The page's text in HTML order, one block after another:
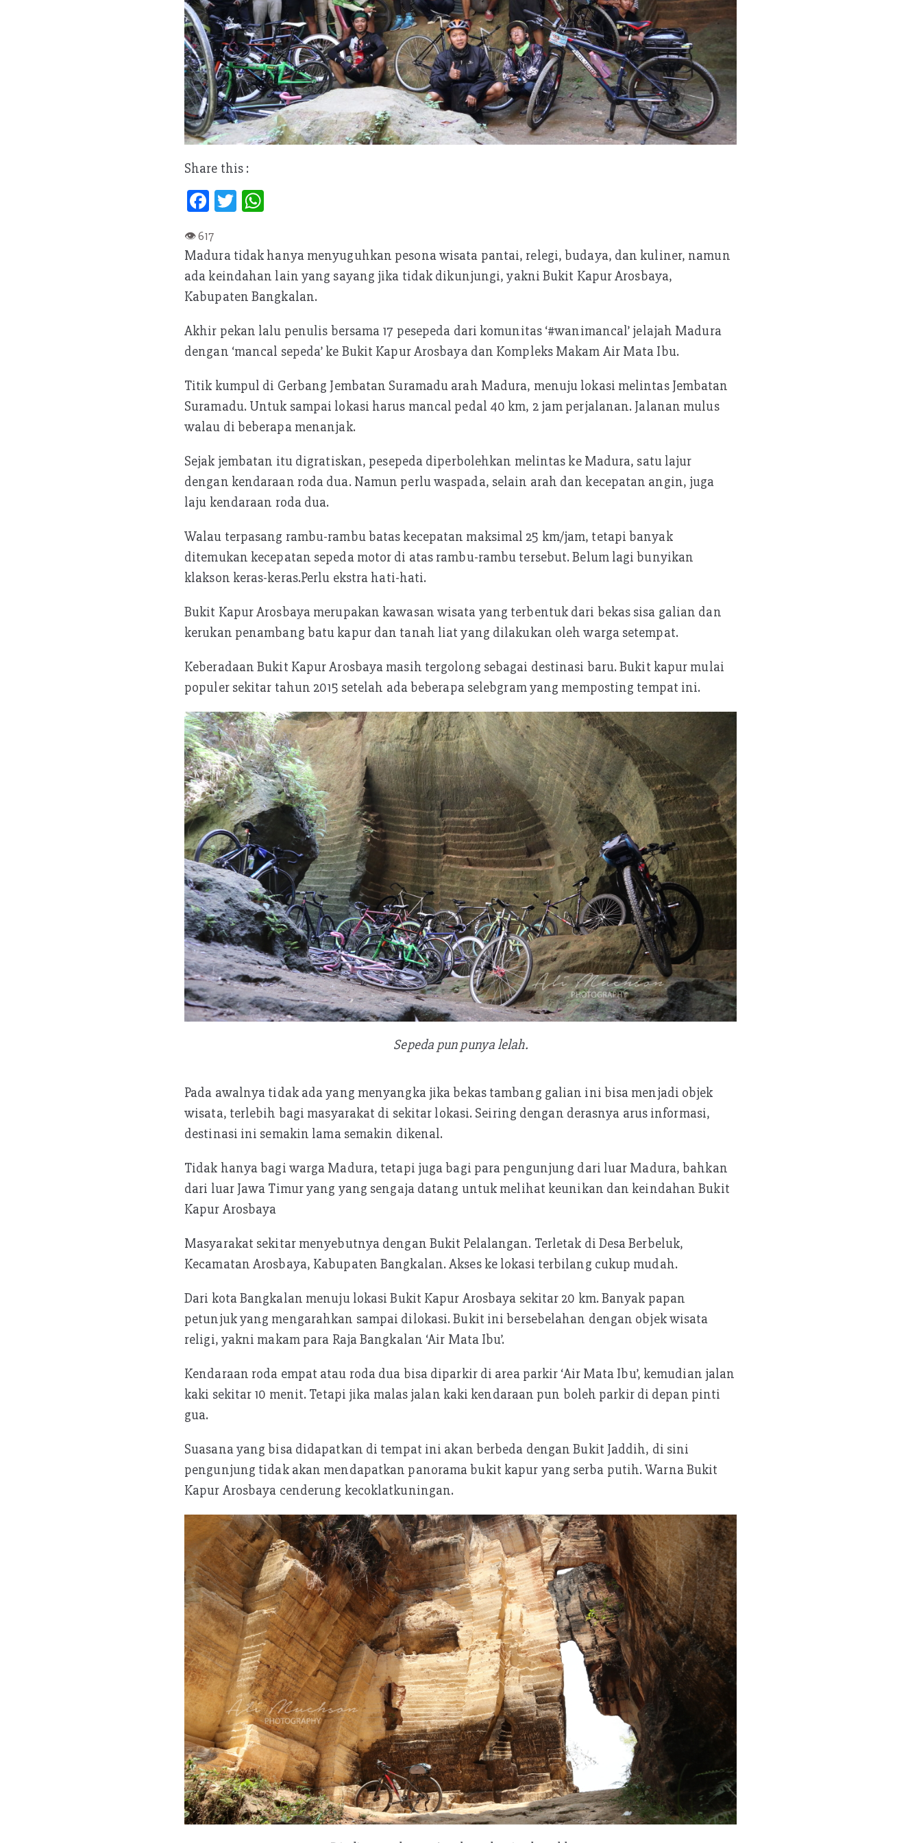
Share this :
Fa
b
oo
k
T
itt
er
at
s
A
p
p
Madura tidak hanya menyuguhkan pesona wisata pantai, relegi, budaya, dan kuliner, namun
ada keindahan lain yang sayang jika tidak dikunjungi, yakni Bukit Kapur Arosbaya,
Kabupaten Bangkalan.
Akhir pekan lalu penulis bersama 17 pesepeda dari komunitas ‘#wanimancal’ jelajah Madura
dengan ‘mancal sepeda’ ke Bukit Kapur Arosbaya dan Kompleks Makam Air Mata Ibu.
Titik kumpul di Gerbang Jembatan Suramadu arah Madura, menuju lokasi melintas Jembatan
Suramadu. Untuk sampai lokasi harus mancal pedal 40 km, 2 jam perjalanan. Jalanan mulus
walau di beberapa menanjak.
Sejak jembatan itu digratiskan, pesepeda diperbolehkan melintas ke Madura, satu lajur
dengan kendaraan roda dua. Namun perlu waspada, selain arah dan kecepatan angin, juga
laju kendaraan roda dua.
Walau terpasang rambu-rambu batas kecepatan maksimal 25 km/jam, tetapi banyak
ditemukan kecepatan sepeda motor di atas rambu-rambu tersebut. Belum lagi bunyikan
klakson keras-keras.Perlu ekstra hati-hati.
Bukit Kapur Arosbaya merupakan kawasan wisata yang terbentuk dari bekas sisa galian dan
kerukan penambang batu kapur dan tanah liat yang dilakukan oleh warga setempat.
Keberadaan Bukit Kapur Arosbaya masih tergolong sebagai destinasi baru. Bukit kapur mulai
populer sekitar tahun 2015 setelah ada beberapa selebgram yang memposting tempat ini.
Sepeda pun punya lelah.
Pada awalnya tidak ada yang menyangka jika bekas tambang galian ini bisa menjadi objek
wisata, terlebih bagi masyarakat di sekitar lokasi. Seiring dengan derasnya arus informasi,
destinasi ini semakin lama semakin dikenal.
Tidak hanya bagi warga Madura, tetapi juga bagi para pengunjung dari luar Madura, bahkan
dari luar Jawa Timur yang yang sengaja datang untuk melihat keunikan dan keindahan Bukit
Kapur Arosbaya
Masyarakat sekitar menyebutnya dengan Bukit Pelalangan. Terletak di Desa Berbeluk,
Kecamatan Arosbaya, Kabupaten Bangkalan. Akses ke lokasi terbilang cukup mudah.
Dari kota Bangkalan menuju lokasi Bukit Kapur Arosbaya sekitar 20 km. Banyak papan
petunjuk yang mengarahkan sampai dilokasi. Bukit ini bersebelahan dengan objek wisata
religi, yakni makam para Raja Bangkalan ‘Air Mata Ibu’.
Kendaraan roda empat atau roda dua bisa diparkir di area parkir ‘Air Mata Ibu’, kemudian jalan
kaki sekitar 10 menit. Tetapi jika malas jalan kaki kendaraan pun boleh parkir di depan pinti
gua.
Suasana yang bisa didapatkan di tempat ini akan berbeda dengan Bukit Jaddih, di sini
pengunjung tidak akan mendapatkan panorama bukit kapur yang serba putih. Warna Bukit
Kapur Arosbaya cenderung kecoklatkuningan.